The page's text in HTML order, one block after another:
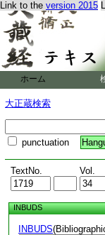
Link to the version 2015
ホーム
大正蔵検索
punctuation
TextNo. Vol.
INBUDS
INBUDS